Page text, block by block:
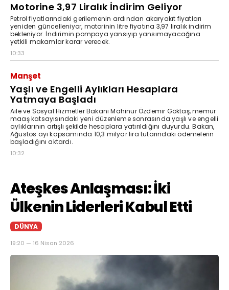
Motorine 3,97 Liralık İndirim Geliyor
Petrol fiyatlarındaki gerilemenin ardından akaryakıt fiyatları
yeniden güncelleniyor, motorinin litre fiyatına 3,97 liralık indirim
bekleniyor. İndirimin pompaya yansıyıp yansımayacağına
yetkili makamlar karar verecek.
10:33
Manşet
Yaşlı ve Engelli Aylıkları Hesaplara
Yatmaya Başladı
Aile ve Sosyal Hizmetler Bakanı Mahinur Özdemir Göktaş, memur
maaş katsayısındaki yeni düzenleme sonrasında yaşlı ve engelli
aylıklarının artışlı şekilde hesaplara yatırıldığını duyurdu. Bakan,
Ağustos ayı kapsamında 10,3 milyar lira tutarındaki ödemelerin
başladığını aktardı.
10:32